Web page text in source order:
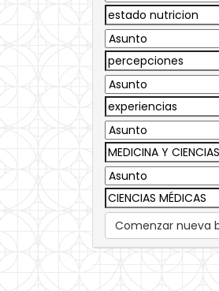
Comenzar nueva